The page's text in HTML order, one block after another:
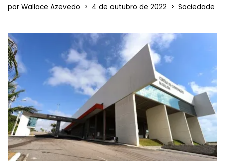
por Wallace Azevedo 4 de outubro de 2022 Sociedade